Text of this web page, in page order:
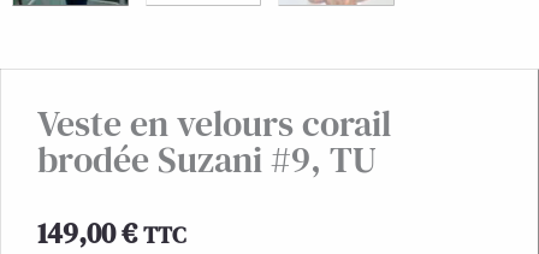
Veste en velours corail
brodée Suzani #9, TU
149,00€TTC